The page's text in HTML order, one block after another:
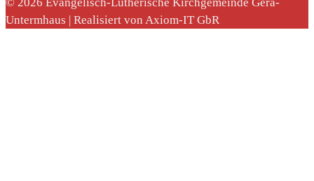
Untermhaus | Realisiert von Axiom-IT GbR